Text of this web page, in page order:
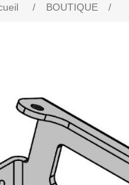
/ BOUTIQUE /